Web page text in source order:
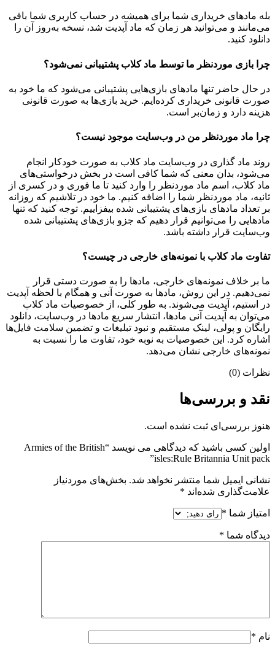
بله مادهای خریداری شما برای همیشه در حساب کاربری شما باقی
می‌مانند و می‌توانید هر زمان که ماد آپدیت شد، نسخه به‌روز آن را
دانلود کنید.
چرا بازی موردنظر ما توسط ماد کلاب پشتیبانی نمی‌شود؟
در حال حاضر تنها مادهای بازی‌هایی پشتیبانی می‌شود که ما خود به
صورت قانونی خریداری کرده‌ایم. خرید بازی‌ها به صورت قانونی
هزینه دارد و زمان‌بر است.
چرا ماد موردنظر من در وب‌سایت موجود نیست؟
روند ماد گذاری در وب‌سایت ماد کلاب به صورت خودکار انجام
می‌شود، بدان معنی که شما کافی است در بخش درخواستی‌های
ماد کلاب، اسم ماد موردنظر را وارد کنید تا ما فوری و در کسری از
ثانیه، ماد موردنظر شما را اضافه کنیم. ما خود در تلاشیم که روزانه
بر تعداد مادهای بازی‌های پشتیبانی شده بیفزاییم. توجه کنید که تنها
مادهایی را می‌توانیم قرار دهیم که جزو بازی‌های پشتیبانی شده
وب‌سایت قرار داشته باشد.
تفاوت ماد کلاب با نمونه‌های خارجی در چیست؟
ما بر خلاف نمونه‌های خارجی، مادها را به صورت دستی قرار
نمی‌دهیم. در این روش، مادها به صورت آنی و همگام با لحظه آپدیت
در استیم، آپدیت می‌شوند. به طور کلی، از خصوصیات ماد کلاب
می‌‌توان به آپدیت آنی مادها، انتشار سریع مادها در وب‌سایت، دانلود
رایگان و پولی، لینک مستقیم و نبود تبلیغات و تضمین سلامت فایل‌ها
اشاره کرد. این خصوصیات به نوبه خود، تفاوت ما را نسبت به
نمونه‌های خارجی نشان می‌دهد.
نظرات (0)
نقد و بررسی‌ها
هنوز بررسی‌ای ثبت نشده است.
اولین کسی باشید که دیدگاهی می نویسد “Armies of the British
isles:Rule Britannia Unit pack”
نشانی ایمیل شما منتشر نخواهد شد. بخش‌های موردنیاز
علامت‌گذاری شده‌اند *
امتیاز شما *
دیدگاه شما *
نام *